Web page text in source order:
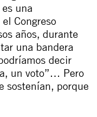
una
Congreso
años, durante
una bandera
decir
un voto”… Pero
sostenían, porque